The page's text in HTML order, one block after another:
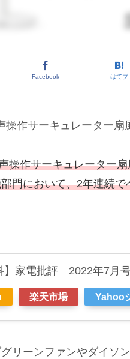
Facebook はてブ
操作サーキュレーター扇
操作サーキュレーター
門において、2年連続
】家電批評 2022年7月号
楽天市場 Yahoo
リーンファンやダイソ